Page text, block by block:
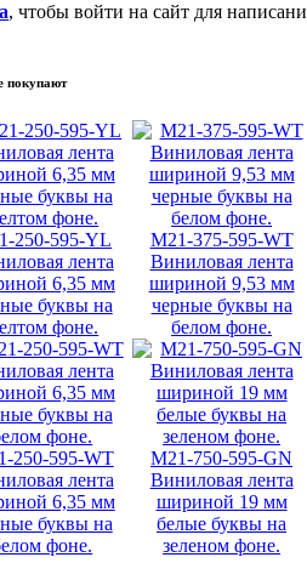
, чтобы войти на сайт для
покупают
250-595-YL
лента
6,35 мм
буквы на
фоне.
M21-375-595-WT
Виниловая лента
шириной 9,53 мм
черные буквы на
белом фоне.
250-595-WT
лента
6,35 мм
буквы на
фоне.
M21-750-595-GN
Виниловая лента
шириной 19 мм
белые буквы на
зеленом фоне.